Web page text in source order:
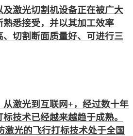
及激光切割机设备正在被广大
熟悉接受，并以其加工效率
、切割断面质量好、可进行三
从激光到互联网+，经过数十年
技术已经越来越趋于成熟。
激光的飞行打标技术处于全国